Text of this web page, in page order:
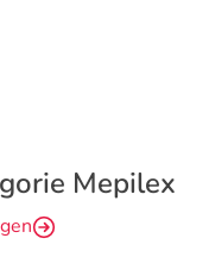
Mepilex